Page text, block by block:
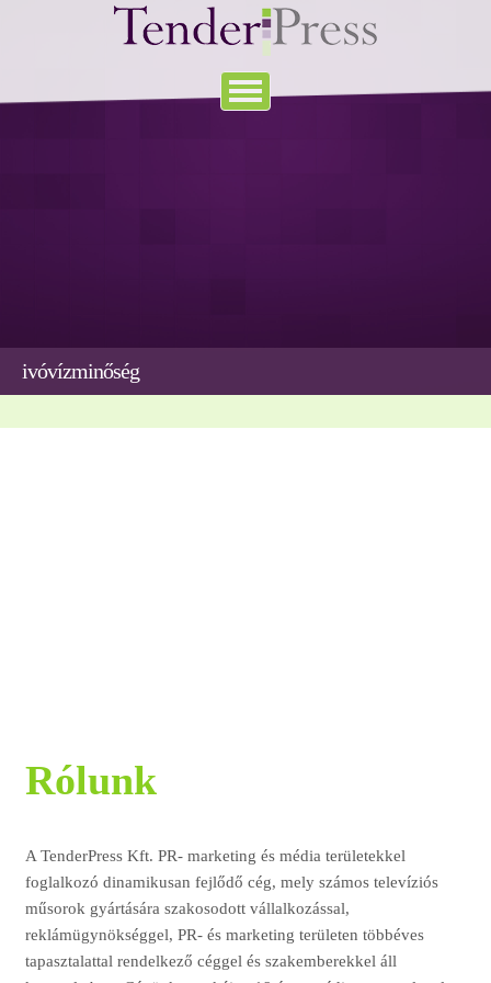
ivóvízminőség
Rólunk
A TenderPress Kft. PR- marketing és média területekkel
foglalkozó dinamikusan fejlődő cég, mely számos televíziós
műsorok gyártására szakosodott vállalkozással,
reklámügynökséggel, PR- és marketing területen többéves
tapasztalattal rendelkező céggel és szakemberekkel áll